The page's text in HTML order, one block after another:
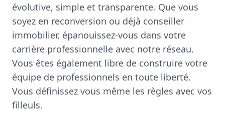
évolutive, simple et transparente. Que vous
soyez en reconversion ou déjà conseiller
immobilier, épanouissez-vous dans votre
carrière professionnelle avec notre réseau.
Vous êtes également libre de construire votre
équipe de professionnels en toute liberté.
Vous définissez vous même les règles avec vos
filleuls.